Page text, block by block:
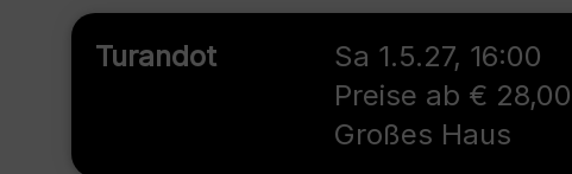
Turandot Sa 1.5.27, 16:00
Preise ab € 28,00
Großes Haus